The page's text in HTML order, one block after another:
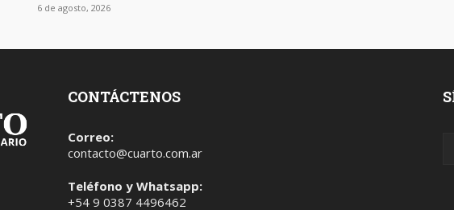
6 de agosto, 2026
CONTÁCTENOS
Correo:
contacto@cuarto.com.ar
Teléfono y Whatsapp:
+54 9 0387 4496462